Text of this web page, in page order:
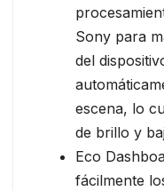
Sony para
del
escena, lo
de brillo y
Eco
fácilmente